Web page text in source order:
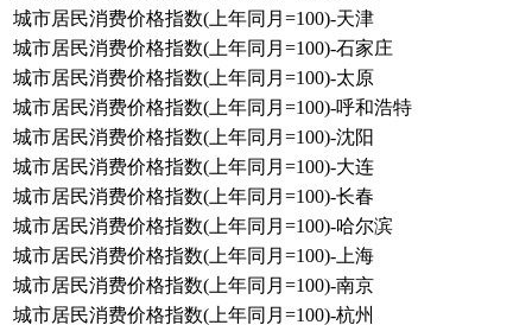
城市居民消费价格指数(上年同月=100)-天津
城市居民消费价格指数(上年同月=100)-石家庄
城市居民消费价格指数(上年同月=100)-太原
城市居民消费价格指数(上年同月=100)-呼和浩特
城市居民消费价格指数(上年同月=100)-沈阳
城市居民消费价格指数(上年同月=100)-大连
城市居民消费价格指数(上年同月=100)-长春
城市居民消费价格指数(上年同月=100)-哈尔滨
城市居民消费价格指数(上年同月=100)-上海
城市居民消费价格指数(上年同月=100)-南京
城市居民消费价格指数(上年同月=100)-杭州